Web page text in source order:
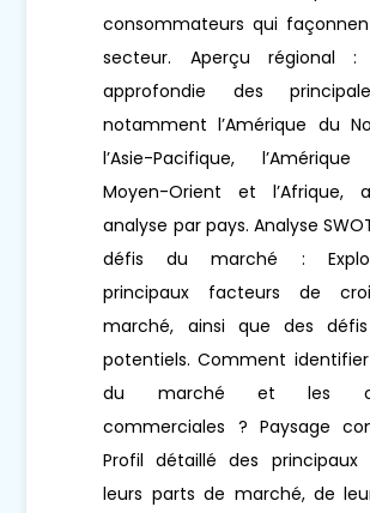
consommateurs qui
secteur. Aperçu régional :
approfondie des
notamment l’Amérique du
l’Asie-Pacifique,
Moyen-Orient et l’Afrique,
analyse par pays. Analyse
défis du marché :
principaux facteurs de
marché, ainsi que des
potentiels. Comment
du marché et les
commerciales ? Paysage
Profil détaillé des principaux
leurs parts de marché, de